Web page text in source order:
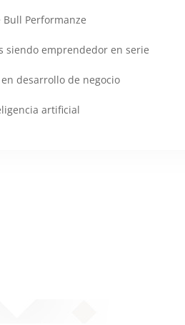
Performanze
siendo emprendedor en serie
desarrollo de negocio
artificial